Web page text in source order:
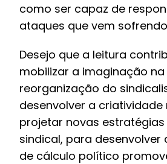
como ser capaz de
ataques que vem
Desejo que a leitura
mobilizar a imaginação
reorganização do
desenvolver a
projetar novas
sindical, para
de cálculo político